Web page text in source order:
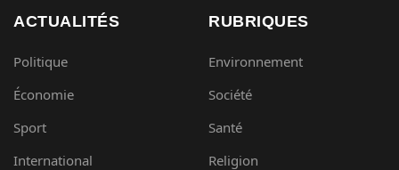
ACTUALITÉS
Politique
Économie
Sport
International
RUBRIQUES
Environnement
Société
Santé
Religion